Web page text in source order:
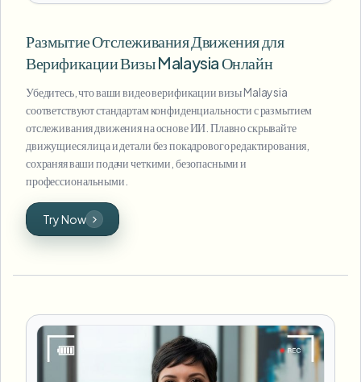
Размытие Отслеживания Движения для
Верификации Визы Malaysia Онлайн
Убедитесь, что ваши видео верификации визы Malaysia
соответствуют стандартам конфиденциальности с размытием
отслеживания движения на основе ИИ. Плавно скрывайте
движущиеся лица и детали без покадрового редактирования,
сохраняя ваши подачи четкими, безопасными и
профессиональными.
Try Now